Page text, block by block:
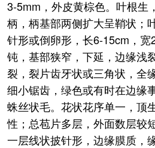
3-5mm，外皮黄棕色。叶根生
柄，柄基部两侧扩大呈鞘状；
针形或倒卵形，长6-15cm，
钝，基部狭窄，下延，边缘浅
裂，裂片齿牙状或三角状，全
细小锯齿，绿色或有时在边缘
蛛丝状毛。花状花序单一，顶
性；总苞片多层，外面数层较
一层线状披针形，边缘膜质，